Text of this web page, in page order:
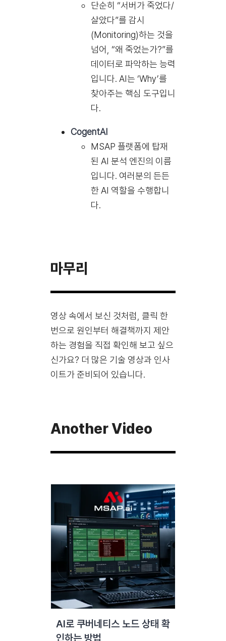
단순히 “서버가 죽었다/
살았다”를 감시
(Monitoring)하는 것을
넘어, “왜 죽었는가?”를
데이터로 파악하는 능력
입니다. AI는 ‘Why’를
찾아주는 핵심 도구입니
다.
CogentAI
MSAP 플랫폼에 탑재
된 AI 분석 엔진의 이름
입니다. 여러분의 든든
한 AI 역할을 수행합니
다.
마무리
영상 속에서 보신 것처럼, 클릭 한
번으로 원인부터 해결책까지 제안
하는 경험을 직접 확인해 보고 싶으
신가요? 더 많은 기술 영상과 인사
이트가 준비되어 있습니다.
Another Video
AI로 쿠버네티스 노드 상태 확
인하는 방법